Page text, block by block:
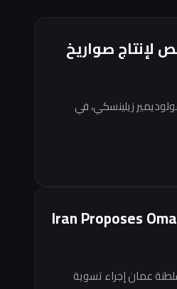
لإنتاج صواريخ
زيلينسكي، في
Iran Proposes
عمان إجراء تسوية